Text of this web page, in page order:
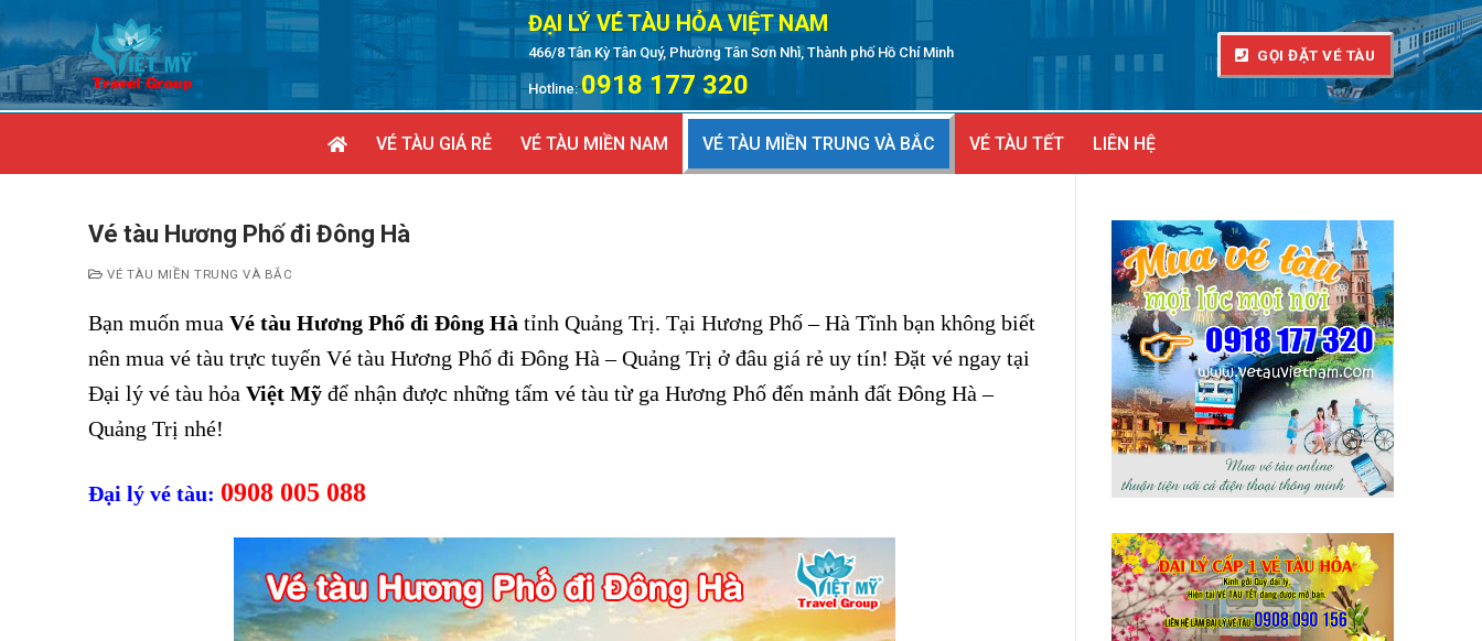
đến
nội
dung
ĐẠI LÝ VÉ TÀU HỎA VIỆT NAM
466/8 Tân Kỳ Tân Quý, Phường Tân Sơn Nhì, Thành phố Hồ Chí Minh
Hotline: 0918 177 320
GỌI ĐẶT VÉ TÀU
VÉ TÀU GIÁ RẺ VÉ TÀU MIỀN NAM VÉ TÀU MIỀN TRUNG VÀ BẮC VÉ TÀU TẾT LIÊN HỆ
Vé tàu Hương Phố đi Đông Hà
VÉ TÀU MIỀN TRUNG VÀ BẮC
Bạn muốn mua Vé tàu Hương Phố đi Đông Hà tỉnh Quảng Trị. Tại Hương Phố– Hà Tĩnh bạn không biết
nên mua vé tàu trực tuyến Vé tàu Hương Phố đi Đông Hà – Quảng Trị ở đâu giá rẻ uy tín! Đặt vé ngay tại
Đại lý vé tàu hỏa Việt Mỹ để nhận được những tấm vé tàu từ ga Hương Phố đến mảnh đất Đông Hà –
Quảng Trị nhé!
Đại lý vé tàu: 0908 005 088